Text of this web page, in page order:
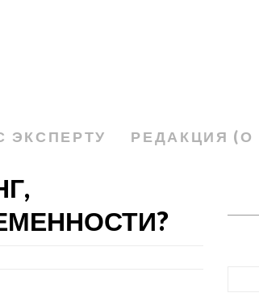
ЭКСПЕРТУ РЕДАКЦИЯ (О